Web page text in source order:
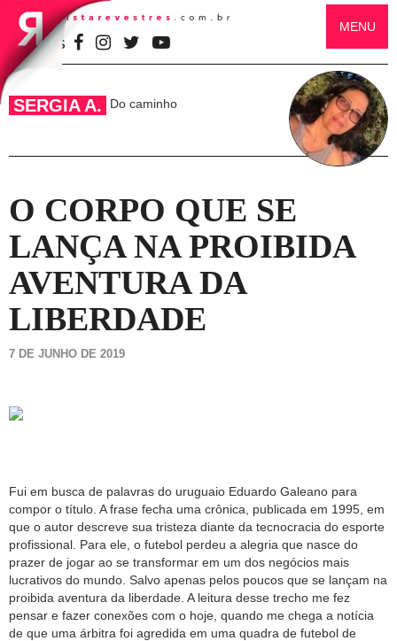
SIGA-NOS
MENU
SERGIA A. Do caminho
O CORPO QUE SE
LANÇA NA PROIBIDA
AVENTURA DA
LIBERDADE
7 DE JUNHO DE 2019
Fui em busca de palavras do uruguaio Eduardo Galeano para
compor o título. A frase fecha uma crônica, publicada em 1995, em
que o autor descreve sua tristeza diante da tecnocracia do esporte
profissional. Para ele, o futebol perdeu a alegria que nasce do
prazer de jogar ao se transformar em um dos negócios mais
lucrativos do mundo. Salvo apenas pelos poucos que se lançam na
proibida aventura da liberdade. A leitura desse trecho me fez
pensar e fazer conexões com o hoje, quando me chega a notícia
de que uma árbitra foi agredida em uma quadra de futebol de